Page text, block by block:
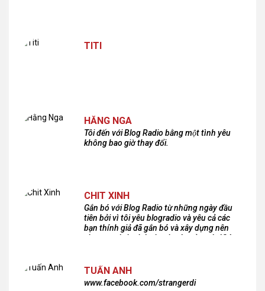
TITI
HẰNG NGA
Tôi đến với Blog Radio bằng một tình yêu
không bao giờ thay đổi.
CHIT XINH
Gắn bó với Blog Radio từ những ngày đầu
tiên bởi vì tôi yêu blogradio và yêu cả các
bạn thính giả đã gắn bó và xây dựng nên
chương trình phát thanh xúc cảm này!Cám
TUẤN ANH
www.facebook.com/strangerdi